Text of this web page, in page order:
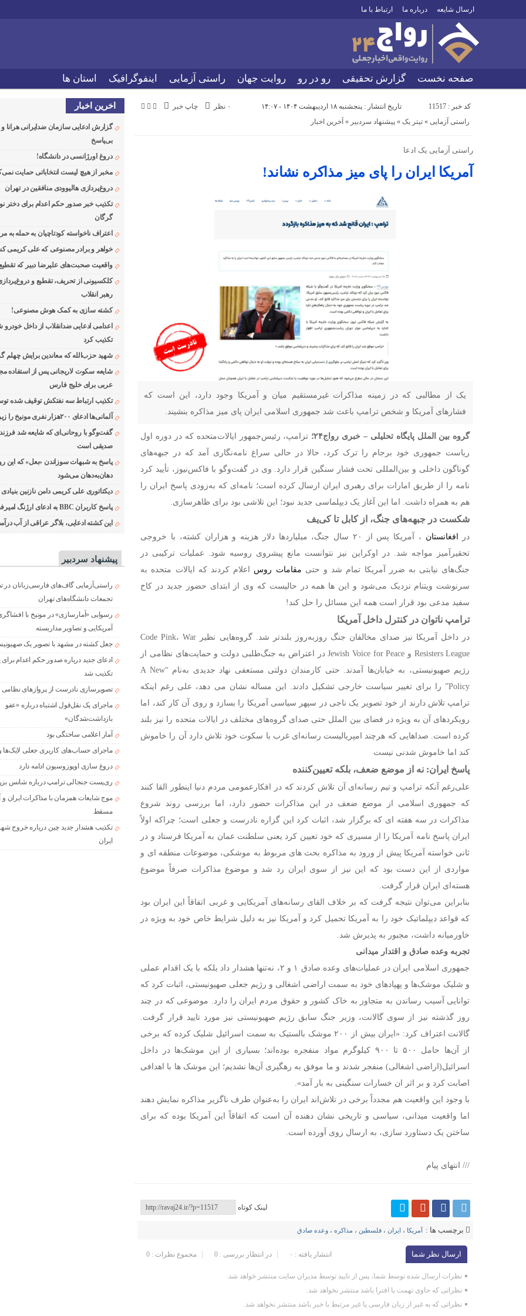
ارسال شایعه درباره ما ارتباط با ما
صفحه نخست گزارش تحقیقی رو در رو روایت جهان راستی آزمایی اینفوگرافیک استان ها
کد خبر : 11517 تاریخ انتشار : پنجشنبه ۱۸ اردیبهشت ۱۴۰۴ - ۱۴:۰۷ چاپ خبر
۰ نظر
آخرین اخبار « پیشنهاد سردبیر « تیتر یک « راستی آزمایی
راستی آزمایی یک ادعا
آمریکا ایران را پای میز مذاکره نشاند!
یک از مطالبی که در زمینه مذاکرات غیرمستقیم میان و آمریکا وجود دارد، این است که
فشارهای آمریکا و شخص ترامپ باعث شد جمهوری اسلامی ایران پای میز مذاکره بنشیند.
گروه بین الملل پایگاه تحلیلی– خبری رواج۲۴؛
ترامپ، رئیس‌جمهور ایالات‌متحده که در دوره اول
ریاست جمهوری خود برجام را ترک کرد، حالا در حالی سراغ نامه‌نگاری آمد که در جبهه‌های
گوناگون داخلی و بین‌المللی تحت فشار سنگین قرار دارد. وی در گفت‌وگو با فاکس‌نیوز، تأیید کرد
نامه را از طریق امارات برای رهبری ایران ارسال کرده است؛ نامه‌ای که به‌زودی پاسخ ایران را
هم به همراه داشت. اما این آغاز یک دیپلماسی جدید نبود؛ این تلاشی بود برای ظاهر‌سازی.
شکست در جبهه‌های جنگ، از کابل تا کی‌یف
در افغانستان
، آمریکا پس از ۲۰ سال جنگ، میلیاردها دلار هزینه و هزاران کشته، با خروجی
تحقیرآمیز مواجه شد. در اوکراین نیز نتوانست مانع پیشروی روسیه شود. عملیات ترکیبی در
جنگ‌های نیابتی به ضرر آمریکا تمام شد و حتی مقامات روس اعلام کردند که ایالات متحده به
سرنوشت ویتنام نزدیک می‌شود و این ها همه در حالیست که وی از ابتدای حضور جدید در کاخ
سفید مدعی بود قرار است همه این مسائل را حل کند!
ترامپ ناتوان در کنترل داخل آمریکا
در داخل آمریکا نیز صدای مخالفان جنگ روزبه‌روز بلندتر شد. گروه‌هایی نظیر Code Pink، War
Resisters League و Jewish Voice for Peace در اعتراض به جنگ‌طلبی دولت و حمایت‌های نظامی از
رژیم صهیونیستی، به خیابان‌ها آمدند. حتی کارمندان دولتی مستعفی نهاد جدیدی به‌نام “A New
Policy” را برای تغییر سیاست خارجی تشکیل دادند. این مساله نشان می دهد، علی رغم اینکه
ترامپ تلاش دارند از خود تصویر یک ناجی در سپهر سیاسی آمریکا را بسازد و روی آن کار کند، اما
رویکردهای آن به ویژه در فضای بین الملل حتی صدای گروه‌های مختلف در ایالات متحده را نیز بلند
کرده است. صداهایی که هرچند امپریالیست رسانه‌ای غرب با سکوت خود تلاش دارد آن را خاموش
کند اما خاموش شدنی نیست
پاسخ ایران: نه از موضع ضعف، بلکه تعیین‌کننده
علی‌رغم آنکه ترامپ و تیم رسانه‌ای آن تلاش کردند که در افکارعمومی مردم دنیا اینطور القا کنند
که جمهوری اسلامی از موضع ضعف در این مذاکرات حضور دارد، اما بررسی روند شروع
مذاکرات در سه هفته ای که برگزار شد، اثبات کرد این گزاره نادرست و جعلی است؛ چراکه اولاً
ایران پاسخ نامه آمریکا را از مسیری که خود تعیین کرد یعنی سلطنت عمان به آمریکا فرستاد و در
ثانی خواسته آمریکا پیش از ورود به مذاکره بحث های مربوط به موشکی، موضوعات منطقه ای و
مواردی از این دست بود که این نیز از سوی ایران رد شد و موضوع مذاکرات صرفاً موضوع
هسته‌ای ایران قرار گرفت.
بنابراین می‌توان نتیجه گرفت که بر خلاف القای رسانه‌های آمریکایی و غربی اتفاقاً این ایران بود
که قواعد دیپلماتیک خود را به آمریکا تحمیل کرد و آمریکا نیز به دلیل شرایط خاص خود به ویژه در
خاورمیانه داشت، مجبور به پذیرش شد.
تجربه وعده صادق و اقتدار میدانی
جمهوری اسلامی ایران در عملیات‌های وعده صادق ۱ و ۲، نه‌تنها هشدار داد بلکه با یک اقدام عملی
و شلیک موشک‌ها و پهپادهای خود به سمت اراضی اشغالی و رژیم جعلی صهیونیستی، اثبات کرد که
توانایی آسیب رساندن به متجاوز به خاک کشور و حقوق مردم ایران را دارد. موضوعی که در چند
روز گذشته نیز از سوی گالانت، وزیر جنگ سابق رژیم صهیونیستی نیز مورد تایید قرار گرفت.
گالانت اعتراف کرد: «ایران بیش از ۲۰۰ موشک بالستیک به سمت اسرائیل شلیک کرده که برخی
از آن‌ها حامل ۵۰۰ تا ۹۰۰ کیلوگرم مواد منفجره بوده‌اند؛ بسیاری از این موشک‌ها در داخل
اسرائیل(اراضی اشغالی) منفجر شدند و ما موفق به رهگیری آن‌ها نشدیم؛ این موشک ها با اهدافی
اصابت کرد و بر اثر ان خسارات سنگینی به بار آمد».
با وجود این واقعیت هم مجدداً برخی در تلاش‌اند ایران را به‌عنوان طرف ناگزیر مذاکره نمایش دهند
اما واقعیت میدانی، سیاسی و تاریخی نشان دهنده آن است که اتفاقاً این آمریکا بوده که برای
ساختن یک دستاورد سازی، به ارسال روی آورده است.
/// انتهای پیام
لینک کوتاه
برچسب ها : آمریکا ، ایران ، فلسطین ، مذاکره ، وعده صادق
ارسال نظر شما مجموع نظرات : 0 در انتظار بررسی : 0 انتشار یافته : ۰
نظرات ارسال شده توسط شما، پس از تایید توسط مدیران سایت منتشر خواهد شد.
نظراتی که حاوی تهمت یا افترا باشد منتشر نخواهد شد.
نظراتی که به غیر از زبان فارسی یا غیر مرتبط با خبر باشد منتشر نخواهد شد.
اخرین اخبار
گزارش ادعایی سازمان ضدایرانی
بی‌پاسخ
دروغ اورژانسی در دانشگاه!
مخبر از هیچ لیست انتخاباتی حمایت
دروغ‌پردازی هالیوودی منافقین در تهران
تکذیب خبر صدور حکم اعدام برای دختر
گرگان
اعتراف ناخواسته کودتاچیان به حمله به
خواهر و برادر مصنوعی که علی کریمی
واقعیت صحبت‌های علیرضا دبیر که
کلکسیونی از تحریف، تقطیع و
رهبر انقلاب
کشته سازی به کمک هوش مصنوعی!
اعدامی ادعایی ضدانقلاب از داخل خودرو
تکذیب کرد
شهید حزب‌الله که معاندین برایش چهلم
شایعه سکوت لاریجانی پس از استفاده
عربی برای خلیج فارس
تکذیب ارتباط سه نفتکش توقیف شده
آلمانی‌ها ادعای ۲۰۰هزار نفری مونیخ را زیر سوال بردند
گفت‌وگو با روحانی‌ای که شایعه شد
صدیقی است
پاسخ به شبهات سوزاندن «بعل» که این
دهان‌به‌دهان می‌شود
دیکتاتوری علی کریمی دامن نازنین
پاسخ کاربران BBC به ادعای ارژنگ امیرفضلی
این کشته ادعایی، بلاگر عراقی از آب
پیشنهاد سردبیر
راستی‌آزمایی گاف‌های فارسی‌زبانان در
تجمعات دانشگاه‌های تهران
رسوایی «آمارسازی» در مونیخ با
آمریکایی و تصاویر مداربسته
جعل کشته در مشهد با تصویر یک
ادعای جدید درباره صدور حکم اعدام
تکذیب شد
تصویرسازی نادرست از پروازهای نظامی
ماجرای یک نقل‌قول اشتباه درباره «عفو
بازداشت‌شدگان»
آمار اعلامی ساختگی بود
ماجرای حساب‌های کاربری جعلی لایک‌ها
دروغ سازی اوپوزوسیون ادامه دارد
ری‌پست جنجالی ترامپ درباره شانس
موج شایعات همزمان با مذاکرات ایران و
مسقط
تکذیب هشدار جدید چین درباره خروج
ایران